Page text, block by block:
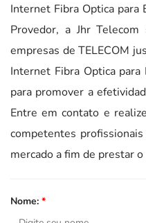
Internet Fibra Optica para
Provedor, a Jhr
empresas de TELECOM
Internet Fibra Optica
para promover a
Entre em contato e
competentes
mercado a fim de prestar
Nome: *